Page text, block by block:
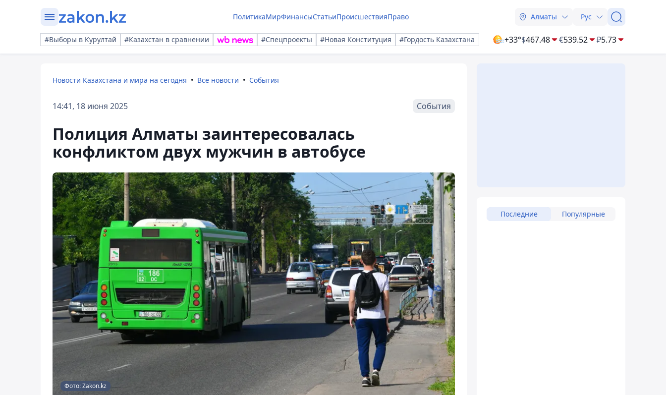
ПолитикаМирФинансыСтатьиПроисшествияПраво Алматы Рус
#Выборы в Курултай #Казахстан в сравнении #Спецпроекты #Новая Конституция #Гордость Казахстана +33°$467.48 €539.52 ₽5.73
Новости Казахстана и мира на сегодня Все новости События
14:41, 18 июня 2025 События
Полиция Алматы заинтересовалась
конфликтом двух мужчин в автобусе
Фото: Zakon.kz
Последние Популярные